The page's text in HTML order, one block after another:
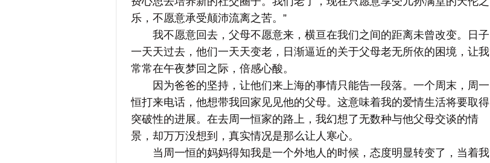
乐，不愿意承受颠沛流离之苦。”
我不愿意回去，父母不愿意来，横亘在我们之间的距离未曾改变。日子
一天天过去，他们一天天变老，日渐逼近的关于父母老无所依的困境，让我
常常在午夜梦回之际，倍感心酸。
因为爸爸的坚持，让他们来上海的事情只能告一段落。一个周末，周一
恒打来电话，他想带我回家见见他的父母。这意味着我的爱情生活将要取得
突破性的进展。在去周一恒家的路上，我幻想了无数种与他父母交谈的情
景，却万万没想到，真实情况是那么让人寒心。
当周一恒的妈妈得知我是一个外地人的时候，态度明显转变了，当着我